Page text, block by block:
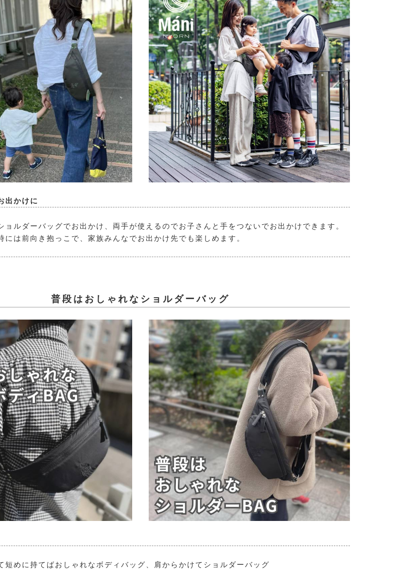
出かけに
ョルダーバッグでお出かけ、両手が使えるのでお子さんと手をつないでお出かけできます。
には前向き抱っこで、家族みんなでお出かけ先でも楽しめます。
普段はおしゃれなショルダーバッグ
短めに持てばおしゃれなボディバッグ、肩からかけてショルダーバッグ